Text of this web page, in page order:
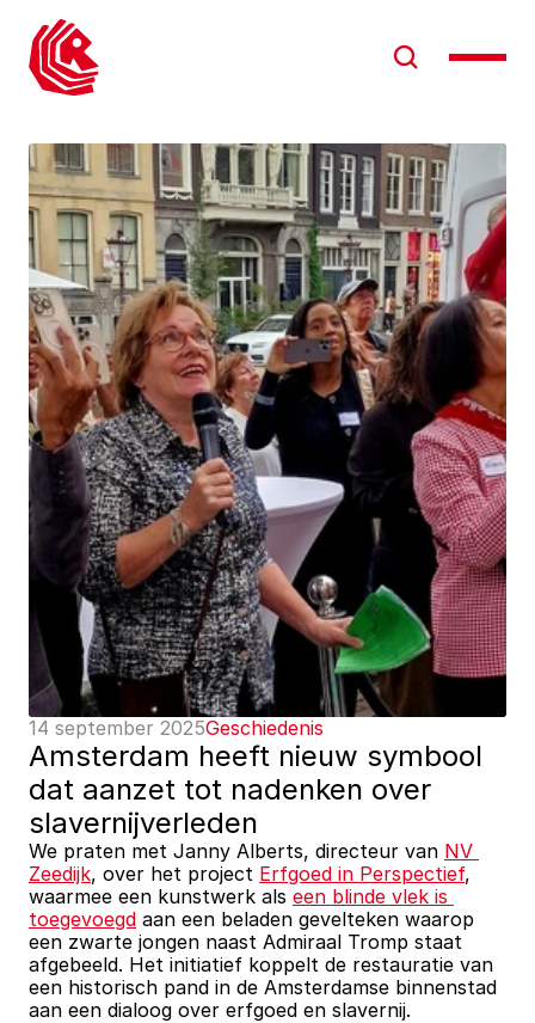
14 september 2025Geschiedenis
Amsterdam heeft nieuw symbool
dat aanzet tot nadenken over
slavernijverleden
We praten met Janny Alberts, directeur van NV
Zeedijk, over het project Erfgoed in Perspectief,
waarmee een kunstwerk als een blinde vlek is
toegevoegd aan een beladen gevelteken waarop
een zwarte jongen naast Admiraal Tromp staat
afgebeeld. Het initiatief koppelt de restauratie van
een historisch pand in de Amsterdamse binnenstad
aan een dialoog over erfgoed en slavernij.